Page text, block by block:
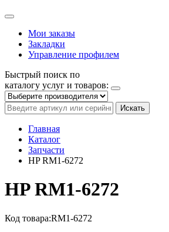
Мои заказы
Закладки
Управление профилем
Быстрый поиск по
каталогу услуг и товаров:
Искать
Главная
Каталог
Запчасти
HP RM1-6272
HP RM1-6272
Код товара:RM1-6272